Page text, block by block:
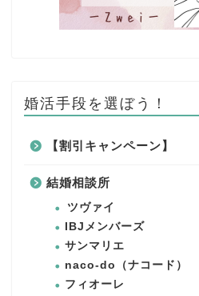
婚活手段を選ぼう！
【割引キャンペーン】
結婚相談所
ツヴァイ
IBJメンバーズ
サンマリエ
naco-do（ナコード）
フィオーレ